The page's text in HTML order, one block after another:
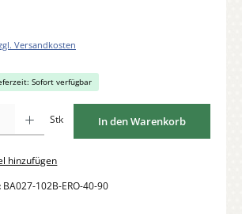
Versandkosten
Sofort verfügbar
Stk In den Warenkorb
hinzufügen
BA027-102B-ERO-40-90